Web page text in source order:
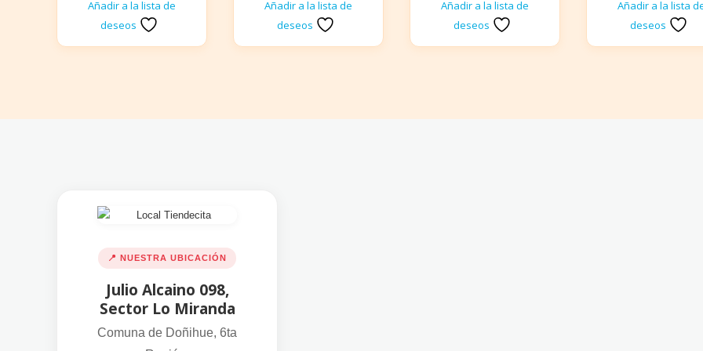
Añadir a la lista de
deseos
Añadir a la lista de
deseos
Añadir a la lista de
deseos
Añadir a la lista
deseos
📍 NUESTRA UBICACIÓN
Julio Alcaino 098,
Sector Lo Miranda
Comuna de Doñihue, 6ta